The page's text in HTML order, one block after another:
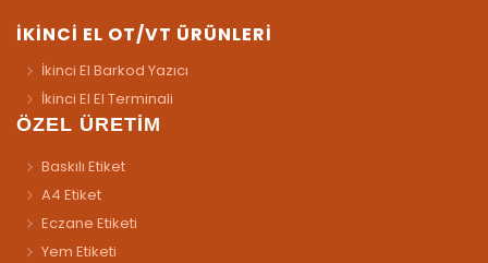
İKİNCİ EL OT/VT ÜRÜNLERİ
İkinci El Barkod Yazıcı
İkinci El El Terminali
ÖZEL ÜRETİM
Baskılı Etiket
A4 Etiket
Eczane Etiketi
Yem Etiketi